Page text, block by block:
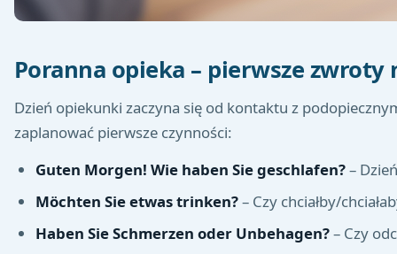
Poranna opieka – pierwsze zwroty
Dzień opiekunki zaczyna się od kontaktu z
zaplanować pierwsze czynności:
Guten Morgen! Wie haben Sie geschlafen?–
Möchten Sie etwas trinken?– Czy chciałby/
Haben Sie Schmerzen oder Unbehagen?– Czy